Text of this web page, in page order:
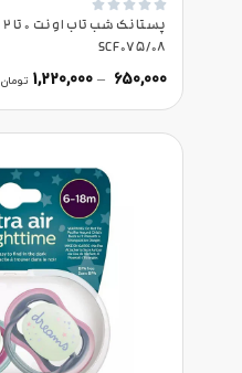





SCF075/08
650,000
–
1,220,000 تومان